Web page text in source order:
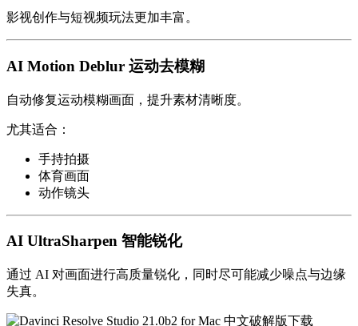
影视创作与短视频玩法更加丰富。
AI Motion Deblur 运动去模糊
自动修复运动模糊画面，提升素材清晰度。
尤其适合：
手持拍摄
体育画面
动作镜头
AI UltraSharpen 智能锐化
通过 AI 对画面进行高质量锐化，同时尽可能减少噪点与边缘
失真。